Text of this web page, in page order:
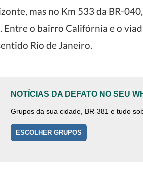
mas no Km 533 da BR-
Entre o bairro Califórnia e o
Rio de Janeiro.